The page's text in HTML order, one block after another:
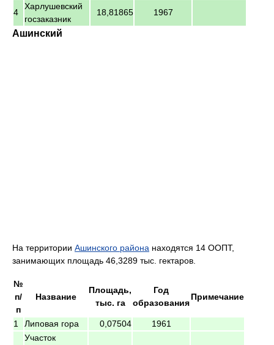
4
Харлушевский
госзаказник
18,81865 1967
Ашинский
На территории Ашинского района находятся 14 ООПТ,
занимающих площадь 46,3289 тыс. гектаров.
№
п/
п
Название
Площадь,
тыс. га
Год
образования
Примечание
1 Липовая гора 0,07504 1961
Участок